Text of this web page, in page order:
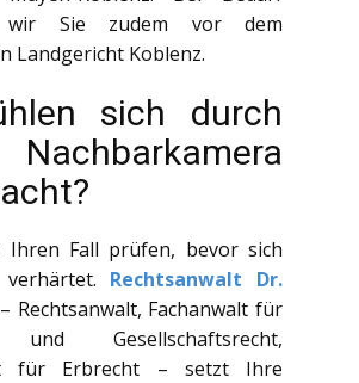
wir Sie zudem vor dem
Landgericht Koblenz.
sich durch
Ihren Fall prüfen, bevor sich
Rechtsanwalt Dr.
– Rechtsanwalt, Fachanwalt für
und Gesellschaftsrecht,
für Erbrecht – setzt Ihre